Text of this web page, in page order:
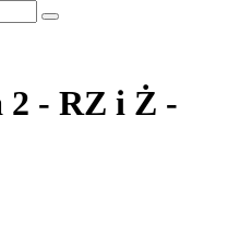
2 - RZ i Ż -